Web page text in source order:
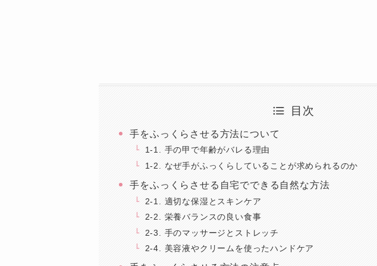
目次
手をふっくらさせる方法について
1-1. 手の甲で年齢がバレる理由
1-2. なぜ手がふっくらしていることが求められるのか
手をふっくらさせる自宅でできる自然な方法
2-1. 適切な保湿とスキンケア
2-2. 栄養バランスの良い食事
2-3. 手のマッサージとストレッチ
2-4. 美容液やクリームを使ったハンドケア